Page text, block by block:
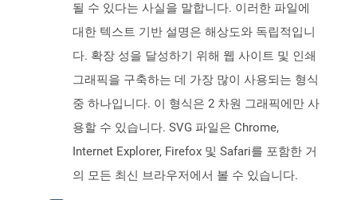
될 수 있다는 사실을 말합니다. 이러한 파일에
대한 텍스트 기반 설명은 해상도와 독립적입니
다. 확장 성을 달성하기 위해 웹 사이트 및 인쇄
그래픽을 구축하는 데 가장 많이 사용되는 형식
중 하나입니다. 이 형식은 2 차원 그래픽에만 사
용할 수 있습니다. SVG 파일은 Chrome,
Internet Explorer, Firefox 및 Safari를 포함한 거
의 모든 최신 브라우저에서 볼 수 있습니다.